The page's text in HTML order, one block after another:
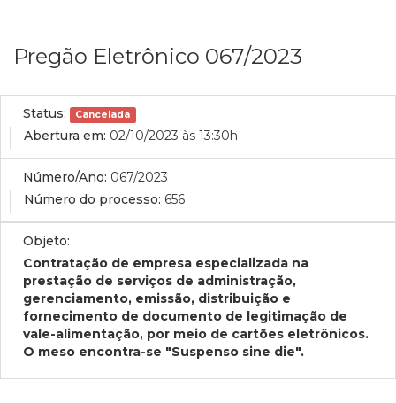
Pregão Eletrônico 067/2023
Status: Cancelada
Abertura em: 02/10/2023 às 13:30h
Número/Ano: 067/2023
Número do processo: 656
Objeto:
Contratação de empresa especializada na
prestação de serviços de administração,
gerenciamento, emissão, distribuição e
fornecimento de documento de legitimação de
vale-alimentação, por meio de cartões eletrônicos.
O meso encontra-se "Suspenso sine die".